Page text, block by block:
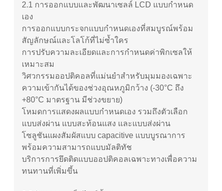
2.1 การออกแบบและพัฒนาเซลล์ LCD แบบกำหนด
เอง
การออกแบบกระจกแบบกำหนดเองที่สมบูรณ์พร้อม
สัญลักษณ์และโลโก้ที่ไม่ซ้ำใคร
การปรับความละเอียดและการกำหนดค่าพิกเซลให้
เหมาะสม
วิศวกรรมออปติคอลที่แม่นยำสำหรับมุมมองเฉพาะ
ความเข้ากันได้ของช่วงอุณหภูมิกว้าง (-30°C ถึง
+80°C มาตรฐาน มีช่วงขยาย)
โหมดการแสดงผลแบบกำหนดเอง รวมถึงตัวเลือก
แบบส่งผ่าน แบบสะท้อนแสง และแบบส่งผ่าน
โซลูชันแผงสัมผัสแบบ capacitive แบบบูรณาการ
พร้อมความสามารถแบบมัลติทัช
บริการการยึดติดแบบออปติคอลเฉพาะทางเพื่อความ
ทนทานที่เพิ่มขึ้น